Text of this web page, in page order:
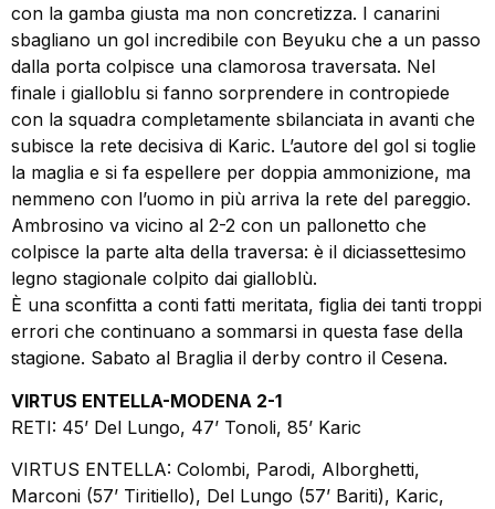
con la gamba giusta ma non concretizza. I canarini
sbagliano un gol incredibile con Beyuku che a un passo
dalla porta colpisce una clamorosa traversata. Nel
finale i gialloblu si fanno sorprendere in contropiede
con la squadra completamente sbilanciata in avanti che
subisce la rete decisiva di Karic. L’autore del gol si toglie
la maglia e si fa espellere per doppia ammonizione, ma
nemmeno con l’uomo in più arriva la rete del pareggio.
Ambrosino va vicino al 2-2 con un pallonetto che
colpisce la parte alta della traversa: è il diciassettesimo
legno stagionale colpito dai gialloblù.
È una sconfitta a conti fatti meritata, figlia dei tanti troppi
errori che continuano a sommarsi in questa fase della
stagione. Sabato al Braglia il derby contro il Cesena.
VIRTUS ENTELLA-MODENA 2-1
RETI: 45’ Del Lungo, 47’ Tonoli, 85’ Karic
VIRTUS ENTELLA: Colombi, Parodi, Alborghetti,
Marconi (57’ Tiritiello), Del Lungo (57’ Bariti), Karic,